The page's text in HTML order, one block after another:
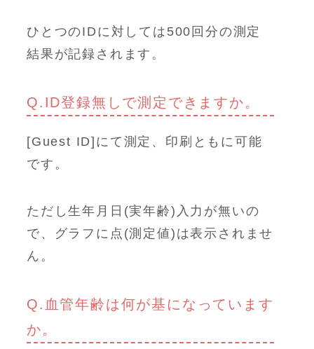
ひとつのIDに対しては500回分の測定
結果が記録されます。
Q.ID登録無しで測定できますか。
[Guest ID]にて測定、印刷ともに可能
です。
ただし生年月日(実年齢)入力が無いの
で、グラフに点(測定値)は表示されませ
ん。
Q.血管年齢は何が基になっています
か。